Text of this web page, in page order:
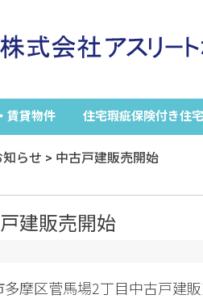
賃貸物件 住宅瑕疵保険付き住宅
知らせ > 中古戸建販売開始
建販売開始
多摩区菅馬場2丁目中古戸建販